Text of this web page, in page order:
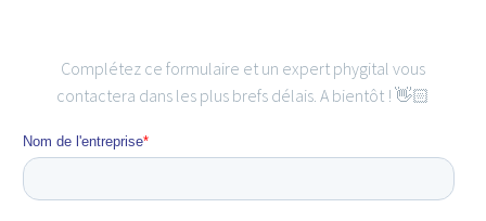
Complétez ce formulaire et un expert phygital vous
contactera dans les plus brefs délais. A bientôt ! 👋🏻